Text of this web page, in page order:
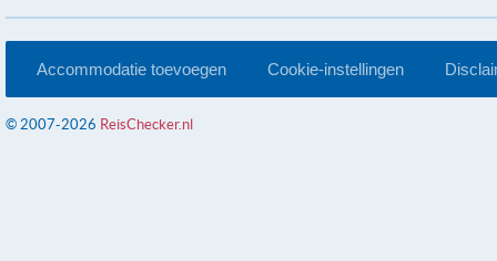
Accommodatie toevoegen Cookie-instellingen
© 2007-2026 ReisChecker.nl